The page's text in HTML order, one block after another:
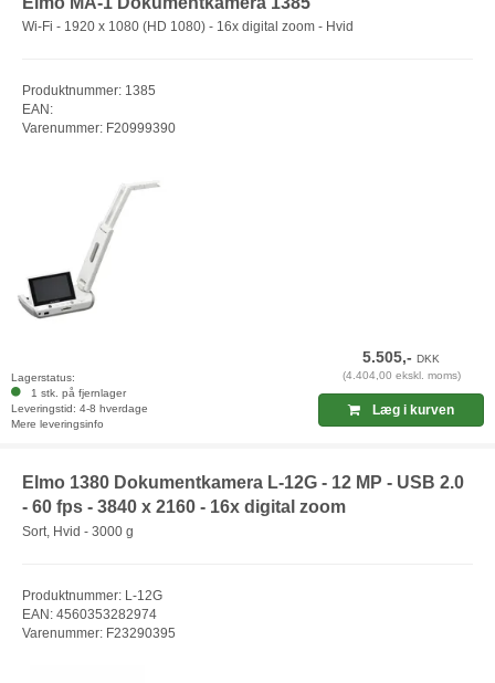
Wi-Fi - 1920 x 1080 (HD 1080) - 16x digital zoom - Hvid
Produktnummer: 1385
EAN:
Varenummer: F20999390
Lagerstatus:
1 stk. på fjernlager
Leveringstid: 4-8 hverdage
Mere leveringsinfo
5.505,-DKK
(4.404,00 ekskl. moms)
Læg i kurven
Elmo 1380 Dokumentkamera L-12G - 12 MP - USB 2.0
- 60 fps - 3840 x 2160 - 16x digital zoom
Sort, Hvid - 3000 g
Produktnummer: L-12G
EAN: 4560353282974
Varenummer: F23290395